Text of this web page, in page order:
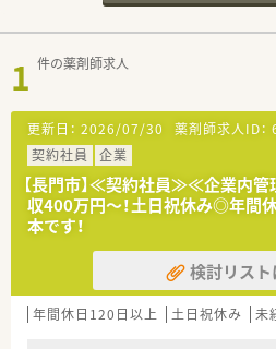
1 件の薬剤師求人
更新日： 2026/07/30 薬剤師求人ID：
契約社員
企業
【長門市】≪契約社員≫≪企業内
収400万円～！土日祝休み◎年間
本です！
検討リスト
年間休日120日以上 土日祝休み 未